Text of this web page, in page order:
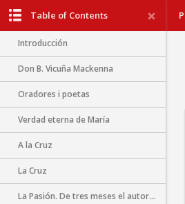
Table of Contents
Introducción
Don B. Vicuña Mackenna
Oradores i poetas
Verdad eterna de María
A la Cruz
La Cruz
La Pasión. De tres meses el autor...